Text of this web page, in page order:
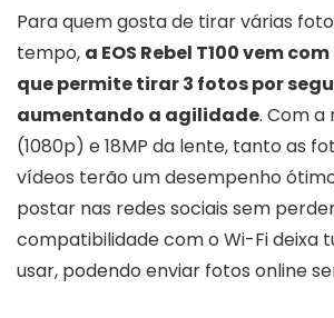
Para quem gosta de tirar várias
tempo, a EOS Rebel T100 vem
que permite tirar 3 fotos por
aumentando a agilidade. Com a
(1080p) e 18MP da lente, tanto as
vídeos terão um desempenho
postar nas redes sociais sem
compatibilidade com o Wi-Fi deixa
usar, podendo enviar fotos online